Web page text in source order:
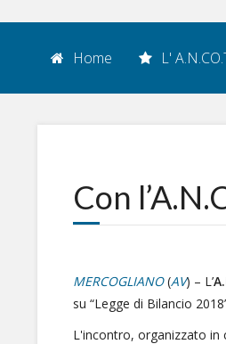
Home L'
Con
MERCOGLIANO(AV) – L’
su “Legge di Bilancio
L'incontro, organizzato in